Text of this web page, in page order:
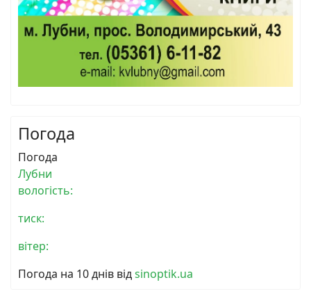
Погода
Погода
Лубни
вологість:
тиск:
вітер:
Погода на 10 днів відsinoptik.ua